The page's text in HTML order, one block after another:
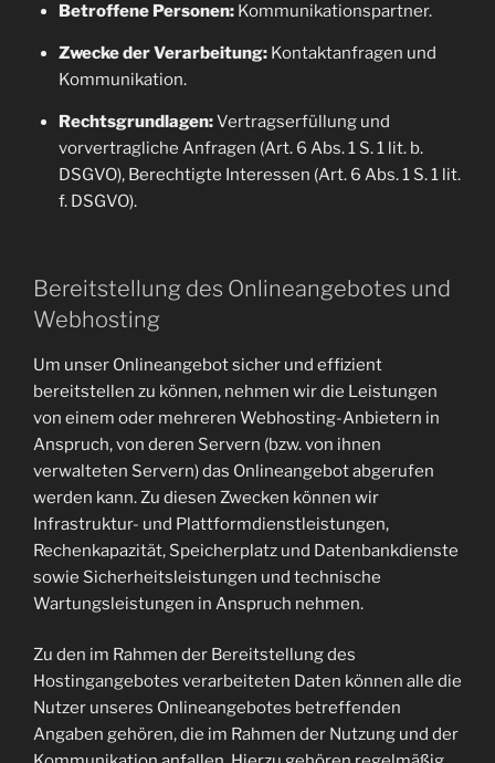
Betroffene Personen:Kommunikationspartner.
Zwecke der Verarbeitung:Kontaktanfragen und
Kommunikation.
Rechtsgrundlagen:Vertragserfüllung und
vorvertragliche Anfragen (Art. 6 Abs. 1 S. 1 lit. b.
DSGVO), Berechtigte Interessen (Art. 6 Abs. 1 S. 1 lit.
f. DSGVO).
Bereitstellung des Onlineangebotes und
Webhosting
Um unser Onlineangebot sicher und effizient
bereitstellen zu können, nehmen wir die Leistungen
von einem oder mehreren Webhosting-Anbietern in
Anspruch, von deren Servern (bzw. von ihnen
verwalteten Servern) das Onlineangebot abgerufen
werden kann. Zu diesen Zwecken können wir
Infrastruktur- und Plattformdienstleistungen,
Rechenkapazität, Speicherplatz und Datenbankdienste
sowie Sicherheitsleistungen und technische
Wartungsleistungen in Anspruch nehmen.
Zu den im Rahmen der Bereitstellung des
Hostingangebotes verarbeiteten Daten können alle die
Nutzer unseres Onlineangebotes betreffenden
Angaben gehören, die im Rahmen der Nutzung und der